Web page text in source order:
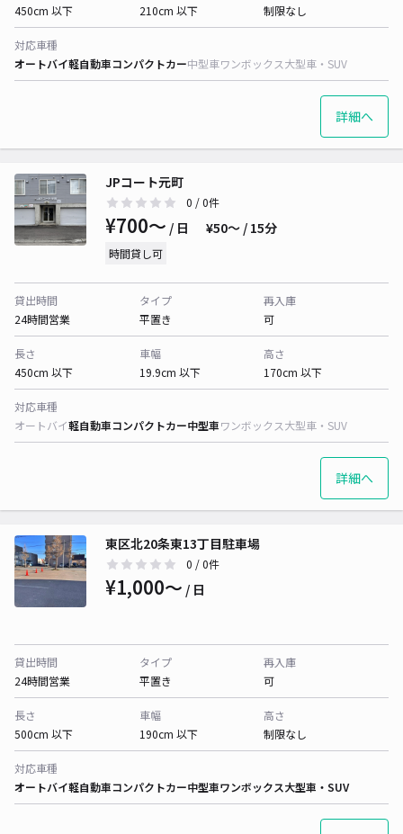
450cm 以下
210cm 以下
制限なし
対応車種
オートバイ軽自動車コンパクトカー中型車ワンボックス大型車・SUV
詳細へ
JPコート元町
0 / 0件
¥700〜 / 日 ¥50〜 / 15分
時間貸し可
貸出時間
24時間営業
タイプ
平置き
再入庫
可
長さ
450cm 以下
車幅
19.9cm 以下
高さ
170cm 以下
対応車種
オートバイ軽自動車コンパクトカー中型車ワンボックス大型車・SUV
詳細へ
東区北20条東13丁目駐車場
0 / 0件
¥1,000〜 / 日
貸出時間
24時間営業
タイプ
平置き
再入庫
可
長さ
500cm 以下
車幅
190cm 以下
高さ
制限なし
対応車種
オートバイ軽自動車コンパクトカー中型車ワンボックス大型車・SUV